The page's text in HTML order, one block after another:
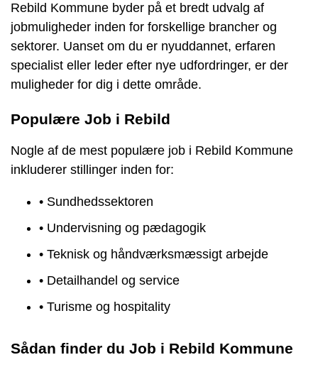
Rebild Kommune byder på et bredt udvalg af
jobmuligheder inden for forskellige brancher og
sektorer. Uanset om du er nyuddannet, erfaren
specialist eller leder efter nye udfordringer, er der
muligheder for dig i dette område.
Populære Job i Rebild
Nogle af de mest populære job i Rebild Kommune
inkluderer stillinger inden for:
• Sundhedssektoren
• Undervisning og pædagogik
• Teknisk og håndværksmæssigt arbejde
• Detailhandel og service
• Turisme og hospitality
Sådan finder du Job i Rebild Kommune